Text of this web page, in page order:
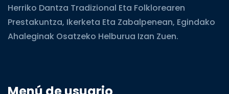
Herriko Dantza Tradizional Eta Folklorearen
Prestakuntza, Ikerketa Eta Zabalpenean, Egindako
Ahaleginak Osatzeko Helburua Izan Zuen.